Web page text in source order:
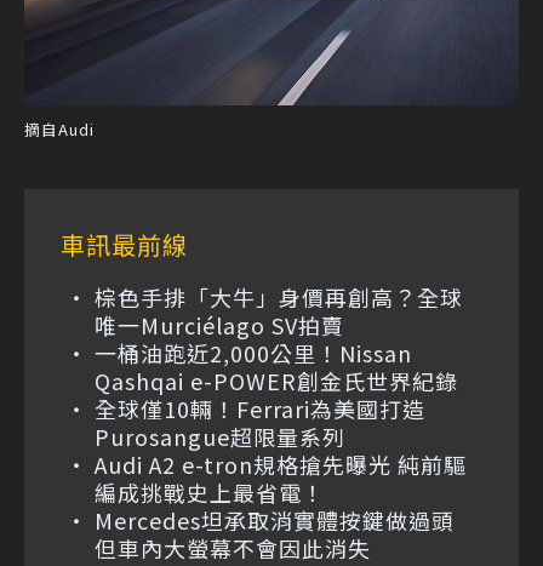
摘自Audi
車訊最前線
棕色手排「大牛」身價再創高？全球
唯一Murciélago SV拍賣
一桶油跑近2,000公里！Nissan
Qashqai e-POWER創金氏世界紀錄
全球僅10輛！Ferrari為美國打造
Purosangue超限量系列
Audi A2 e-tron規格搶先曝光 純前驅
編成挑戰史上最省電！
Mercedes坦承取消實體按鍵做過頭
但車內大螢幕不會因此消失